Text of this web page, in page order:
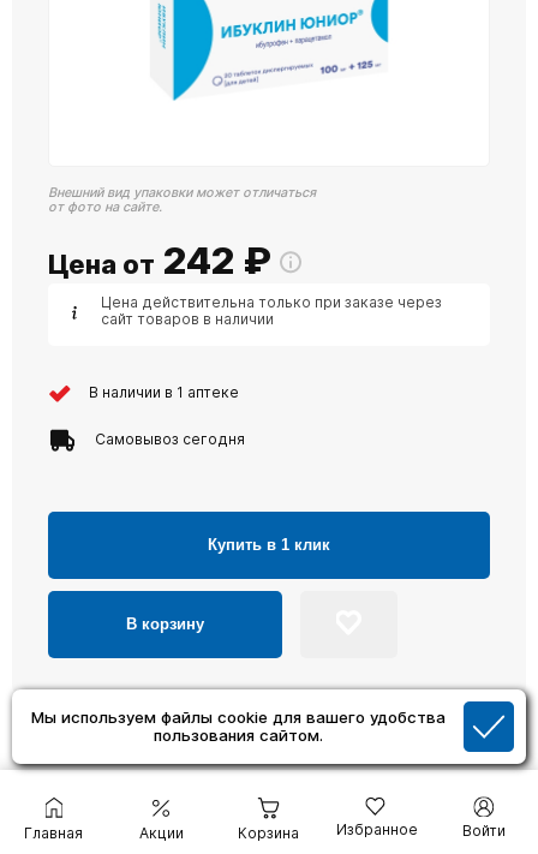
Мы используем файлы cookie для вашего удобства
пользования сайтом.
Главная Акции Корзина Избранное Войти
Внешний вид упаковки может отличаться
от фото на сайте.
Цена от 242 ₽
Цена действительна только при заказе через
сайт товаров в наличии
В наличии в 1 аптеке
Самовывоз сегодня
Купить в 1 клик
В корзину
Популярные товары